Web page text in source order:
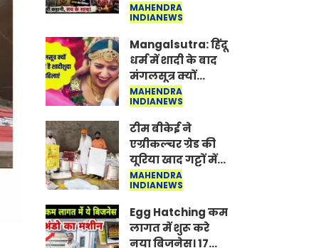
MAHENDRA
INDIANEWS
Mangalsutra: हिंदू
धर्म में शादी के बाद
मंगलसूत्र क्यों
पहनती है महिलाएं,
किसने शुरु की ये
परंपरा
MAHENDRA
INDIANEWS
टीम बीकेई ने
एग्रीकल्चर ग्रेड की
यूरिया खाद गट्टों में
बदलकर टेक्निकल
ग्रेड में बेचने वालों पर
करवाई कार्रवाई:
लखविंदर सिंह
औलख
MAHENDRA
INDIANEWS
Egg Hatching कम
लागत में शुरू करे
नया बिजनेस। 17